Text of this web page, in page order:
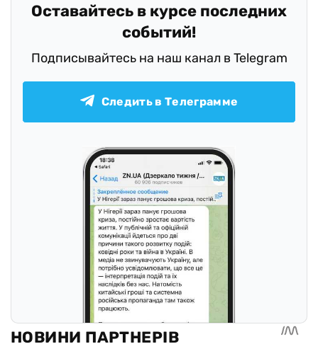
Оставайтесь в курсе последних
событий!
Подписывайтесь на наш канал в Telegram
Следить в Телеграмме